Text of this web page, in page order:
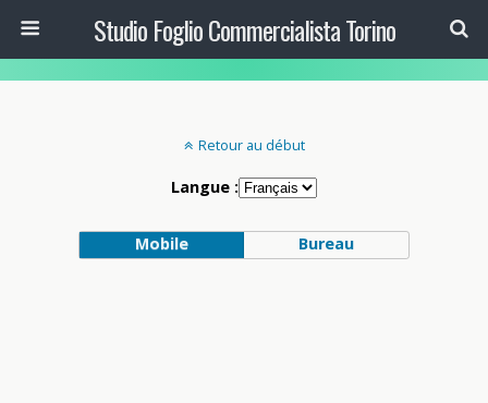
Studio Foglio Commercialista Torino
Retour au début
Langue :
Mobile Bureau